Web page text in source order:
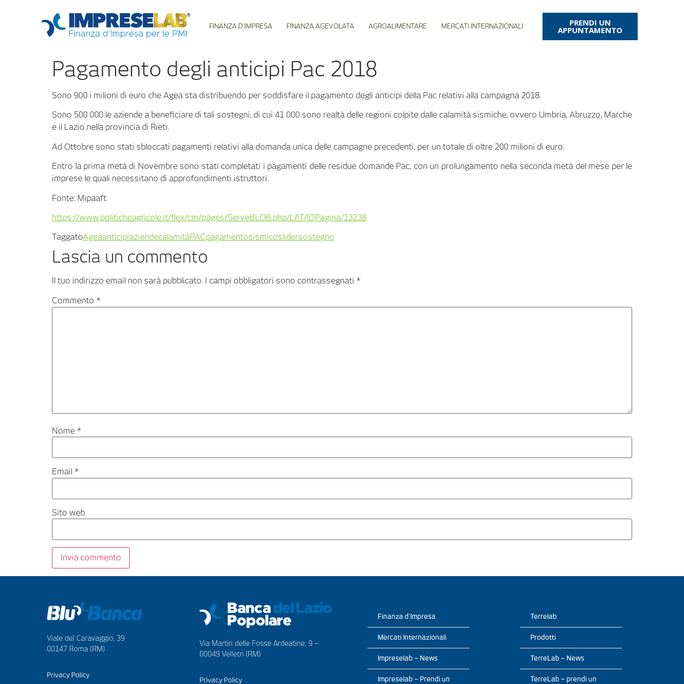
FINANZA D’IMPRESA FINANZA AGEVOLATA AGROALIMENTARE MERCATI INTERNAZIONALI PRENDI UN
APPUNTAMENTO
Pagamento degli anticipi Pac 2018
Sono 900 i milioni di euro che Agea sta distribuendo per soddisfare il pagamento degli anticipi della Pac relativi alla campagna 2018.
Sono 500 000 le aziende a beneficiare di tali sostegni, di cui 41 000 sono realtà delle regioni colpite dalle calamità sismiche, ovvero Umbria, Abruzzo, Marche
e il Lazio nella provincia di Rieti.
Ad Ottobre sono stati sbloccati pagamenti relativi alla domanda unica delle campagne precedenti, per un totale di oltre 200 milioni di euro.
Entro la prima metà di Novembre sono stati completati i pagamenti delle residue domande Pac, con un prolungamento nella seconda metà del mese per le
imprese le quali necessitano di approfondimenti istruttori.
Fonte: Mipaaft
https://www.politicheagricole.it/flex/cm/pages/ServeBLOB.php/L/IT/IDPagina/13238
TaggatoAgeaanticipiaziendecalamitàPACpagamentosismicoslidersostegno
Lascia un commento
Il tuo indirizzo email non sarà pubblicato. I campi obbligatori sono contrassegnati *
Commento *
Nome *
Email *
Sito web
Viale del Caravaggio, 39
00147 Roma (RM)
Privacy Policy
Via Martiri delle Fosse Ardeatine, 9 –
00049 Velletri (RM)
Privacy Policy
Finanza d’Impresa
Mercati Internazionali
Impreselab – News
Impreselab – Prendi un
Terrelab
Prodotti
TerreLab – News
TerreLab – prendi un